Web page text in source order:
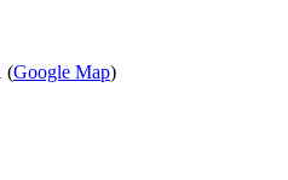
(Google Map)